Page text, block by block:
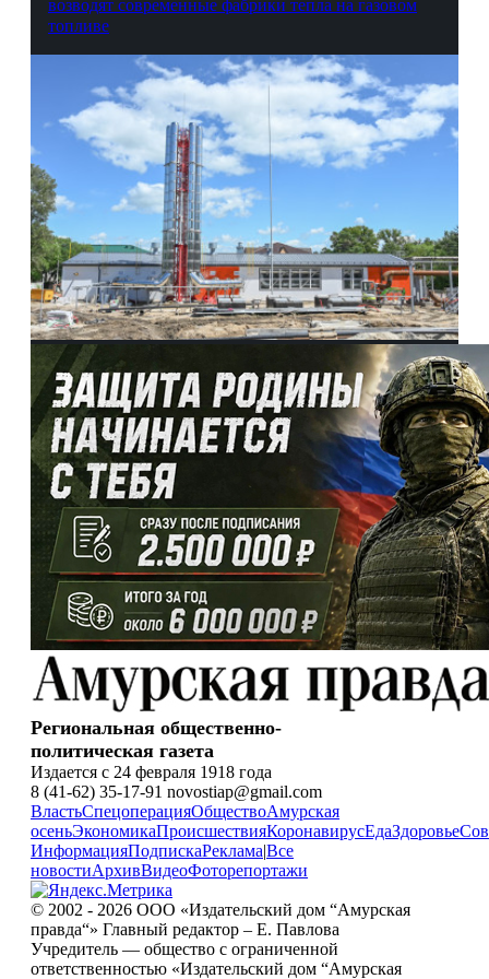
возводят современные фабрики тепла на газовом
топливе
Региональная общественно-
политическая газета
Издается с 24 февраля 1918 года
8 (41-62) 35-17-91 novostiap@gmail.com
ВластьСпецоперацияОбществоАмурская
осеньЭкономикаПроисшествияКоронавирусЕдаЗдоровье
ИнформацияПодпискаРеклама|Все
новостиАрхивВидеоФоторепортажи
© 2002 - 2026 ООО «Издательский дом “Амурская
правда“» Главный редактор – Е. Павлова
Учредитель — общество с ограниченной
ответственностью «Издательский дом “Амурская